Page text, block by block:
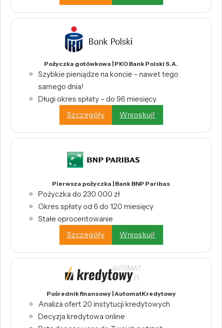
Pożyczka gotówkowa | PKO Bank Polski S.A.
Szybkie pieniądze na koncie – nawet tego
samego dnia!
Długi okres spłaty – do 96 miesięcy.
Szczegóły
Wnioskuj!
Pierwsza pożyczka | Bank BNP Paribas
Pożyczka do 230 000 zł
Okres spłaty od 6 do 120 miesięcy
Stałe oprocentowanie
Szczegóły
Wnioskuj!
Pośrednik finansowy | AutomatKredytowy
Analiza ofert 20 instytucji kredytowych
Decyzja kredytowa online